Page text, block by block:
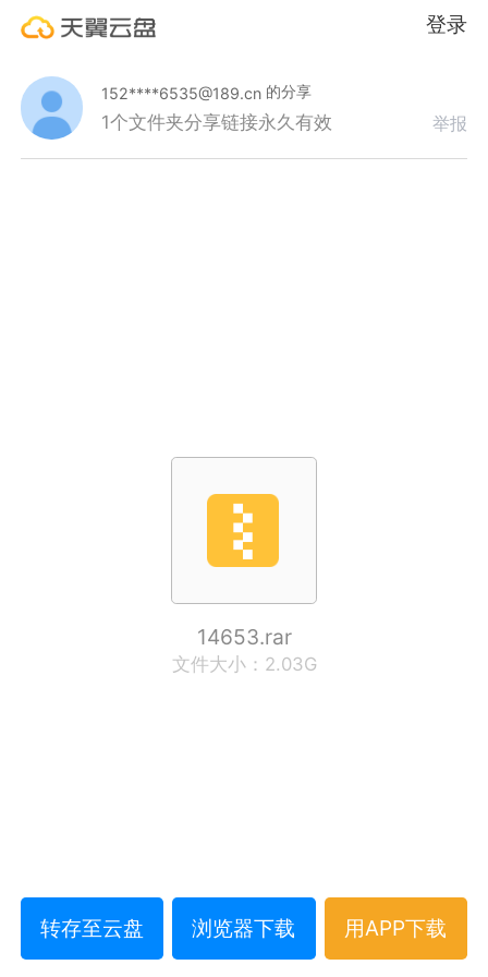
登录
152****6535@189.cn 的分享
1个文件夹分享链接永久有效 举报
14653.rar
文件大小：2.03G
转存至云盘 浏览器下载 用APP下载